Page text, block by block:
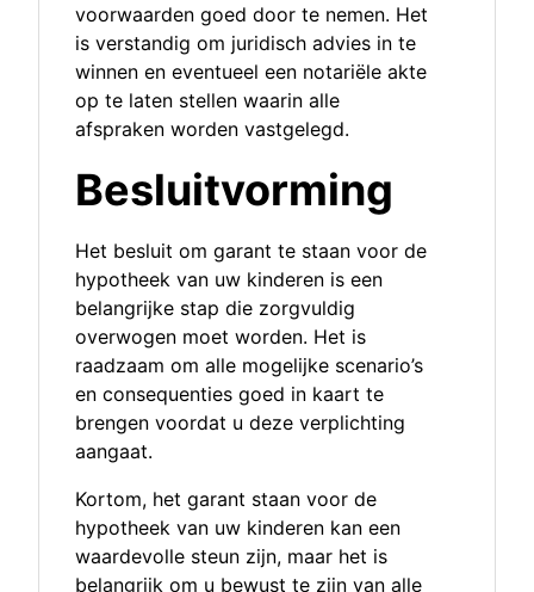
voorwaarden goed door te nemen. Het
is verstandig om juridisch advies in te
winnen en eventueel een notariële akte
op te laten stellen waarin alle
afspraken worden vastgelegd.
Besluitvorming
Het besluit om garant te staan voor de
hypotheek van uw kinderen is een
belangrijke stap die zorgvuldig
overwogen moet worden. Het is
raadzaam om alle mogelijke scenario’s
en consequenties goed in kaart te
brengen voordat u deze verplichting
aangaat.
Kortom, het garant staan voor de
hypotheek van uw kinderen kan een
waardevolle steun zijn, maar het is
belangrijk om u bewust te zijn van alle